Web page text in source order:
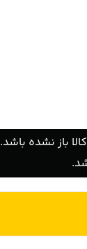
باز نشده باشد.